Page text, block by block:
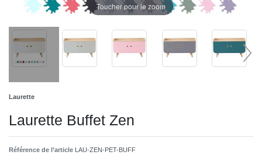
Toucher pour le zoom
Laurette
Laurette Buffet Zen
Référence de l’article LAU-ZEN-PET-BUFF